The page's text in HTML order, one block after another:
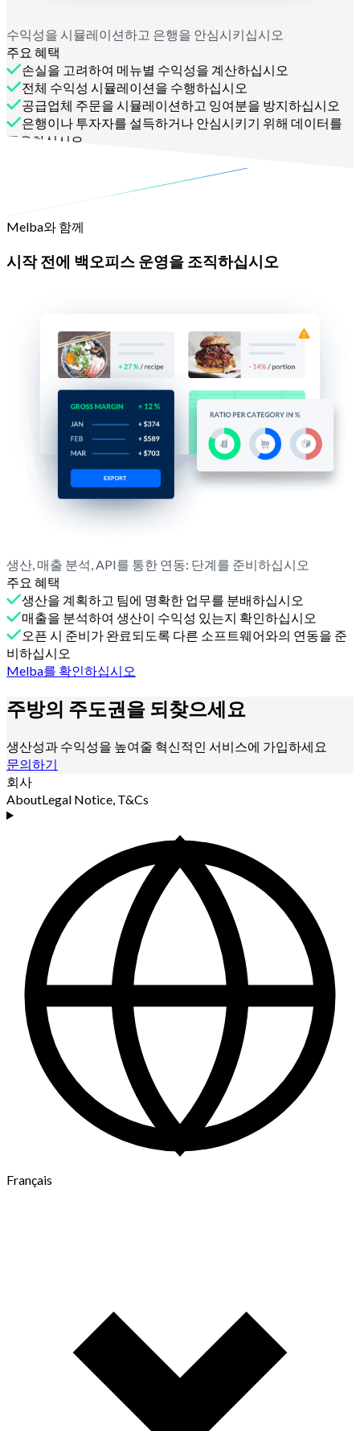
수익성을 시뮬레이션하고 은행을 안심시키십시오
주요 혜택
손실을 고려하여 메뉴별 수익성을 계산하십시오
전체 수익성 시뮬레이션을 수행하십시오
공급업체 주문을 시뮬레이션하고 잉여분을 방지하십시오
은행이나 투자자를 설득하거나 안심시키기 위해 데이터를
공유하십시오
Melba와 함께
시작 전에 백오피스 운영을 조직하십시오
생산, 매출 분석, API를 통한 연동: 단계를 준비하십시오
주요 혜택
생산을 계획하고 팀에 명확한 업무를 분배하십시오
매출을 분석하여 생산이 수익성 있는지 확인하십시오
오픈 시 준비가 완료되도록 다른 소프트웨어와의 연동을 준
비하십시오
Melba를 확인하십시오
주방의 주도권을 되찾으세요
생산성과 수익성을 높여줄 혁신적인 서비스에 가입하세요
문의하기
회사
AboutLegal Notice, T&Cs
Français